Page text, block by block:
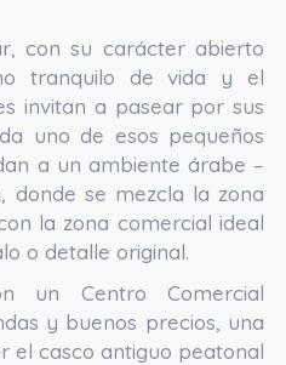
con su carácter abierto
tranquilo de vida y el
invitan a pasear por sus
uno de esos pequeños
a un ambiente árabe –
donde se mezcla la zona
la zona comercial ideal
o detalle original.
un Centro Comercial
y buenos precios, una
el casco antiguo peatonal